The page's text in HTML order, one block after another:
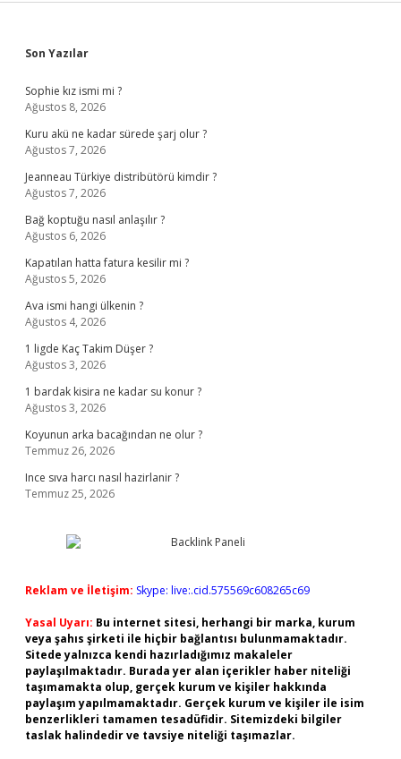
Sidebar
Son Yazılar
Sophie kız ismi mi ?
Ağustos 8, 2026
Kuru akü ne kadar sürede şarj olur ?
Ağustos 7, 2026
Jeanneau Türkiye distribütörü kimdir ?
Ağustos 7, 2026
Bağ koptuğu nasıl anlaşılır ?
Ağustos 6, 2026
Kapatılan hatta fatura kesilir mi ?
Ağustos 5, 2026
Ava ismi hangi ülkenin ?
Ağustos 4, 2026
1 ligde Kaç Takim Düşer ?
Ağustos 3, 2026
1 bardak kisira ne kadar su konur ?
Ağustos 3, 2026
Koyunun arka bacağından ne olur ?
Temmuz 26, 2026
Ince sıva harcı nasıl hazirlanir ?
Temmuz 25, 2026
Reklam ve İletişim: Skype: live:.cid.575569c608265c69
Yasal Uyarı: Bu internet sitesi, herhangi bir marka, kurum
veya şahıs şirketi ile hiçbir bağlantısı bulunmamaktadır.
Sitede yalnızca kendi hazırladığımız makaleler
paylaşılmaktadır. Burada yer alan içerikler haber niteliği
taşımamakta olup, gerçek kurum ve kişiler hakkında
paylaşım yapılmamaktadır. Gerçek kurum ve kişiler ile isim
benzerlikleri tamamen tesadüfidir. Sitemizdeki bilgiler
taslak halindedir ve tavsiye niteliği taşımazlar.